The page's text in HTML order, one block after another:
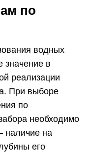
по
водных
значение в
реализации
При выборе
по
необходимо
наличие на
его